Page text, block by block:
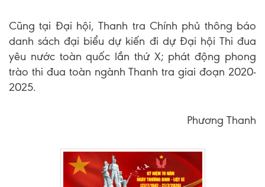
Cũng tại Đại hội, Thanh tra Chính phủ thông báo
danh sách đại biểu dự kiến đi dự Đại hội Thi đua
yêu nước toàn quốc lần thứ X; phát động phong
trào thi đua toàn ngành Thanh tra giai đoạn 2020-
2025.
Phương Thanh